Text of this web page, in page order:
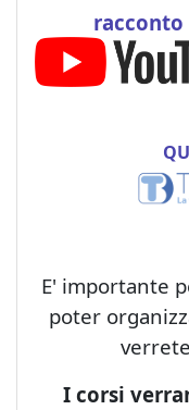
racconto
E' importante
poter
I corsi